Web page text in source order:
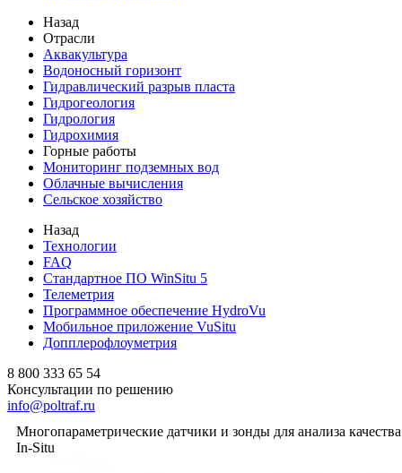
Назад
Отрасли
Аквакультура
Водоносный горизонт
Гидравлический разрыв пласта
Гидрогеология
Гидрология
Гидрохимия
Горные работы
Мониторинг подземных вод
Облачные вычисления
Сельское хозяйство
Назад
Технологии
FAQ
Стандартное ПО WinSitu 5
Телеметрия
Программное обеспечение HydroVu
Мобильное приложение VuSitu
Допплерофлоуметрия
8 800 333 65 54
Консультации по решению
info@poltraf.ru
Многопараметрические датчики и зонды для анализа
In-Situ